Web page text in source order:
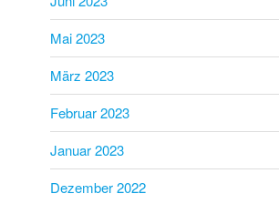
Mai 2023
März 2023
Februar 2023
Januar 2023
Dezember 2022